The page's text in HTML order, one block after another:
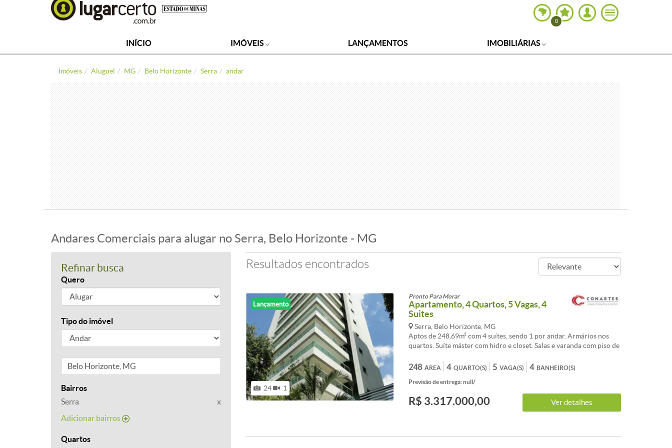
0
INÍCIO IMÓVEIS LANÇAMENTOS IMOBILIÁRIAS
Imóveis Aluguel MG Belo Horizonte Serra andar
Andares Comerciais para alugar no Serra, Belo Horizonte - MG
Refinar busca
Quero
Tipo do imóvel
Bairros
Serra
x
Adicionar bairros
Quartos
Resultados encontrados
Lançamento
24 1
Pronto Para Morar
Apartamento, 4 Quartos, 5 Vagas, 4
Suites
Serra, Belo Horizonte, MG
Aptos de 248,69m² com 4 suítes, sendo 1 por andar. Armários nos
quartos. Suíte máster com hidro e closet. Salas e varanda com piso de
Elevadores codificados. Lazer. Informações complementares:
Aquecimento central solar/gás. Lazer com piscina aquecida, fitness,
grill gourmet e salão de festas. Informações sobre o local do
empreendimento: Localização privilegiada, próximo a praça Milton
Campos. Rua Carolina Figueiredo, esquina com Rua Palmira.
ÁREA
248 QUARTO(S)
4 VAGA(S)
5 BANHEIRO(S)
4
Previsão de entrega: null/
R$ 3.317.000,00 Ver detalhes